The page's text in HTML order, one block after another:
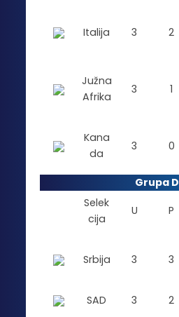
Italija 3 2
Južna
Afrika
3 1
Kana
da
3 0
Grupa D
Selek
cija
U P
Srbija 3 3
SAD 3 2